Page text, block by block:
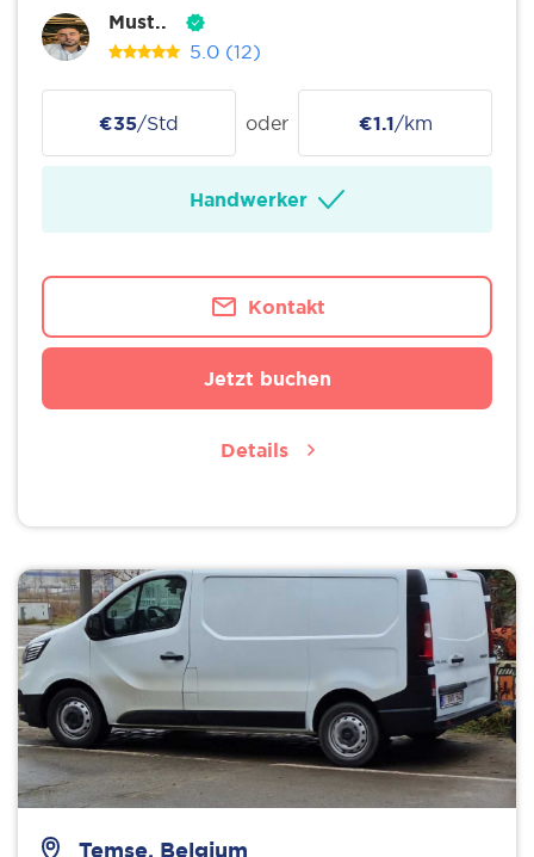
Must..
5.0 (12)
€35/Std oder €1.1/km
Handwerker
Kontakt
Jetzt buchen
Details
Temse, Belgium